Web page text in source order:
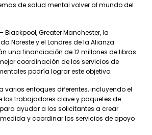
de salud mental volver al mundo del
Blackpool, Greater Manchester, la
Noreste y el Londres de la Alianza
una financiación de 12 millones de libras
coordinación de los servicios de
podría lograr este objetivo.
varios enfoques diferentes, incluyendo el
los trabajadores clave y paquetes de
ayudar a los solicitantes a crear
y coordinar los servicios de apoyo